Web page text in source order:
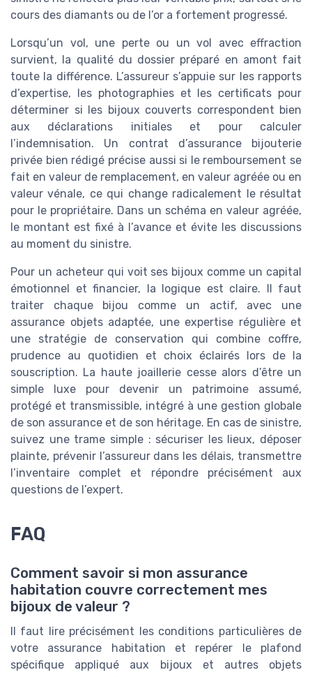
cours des diamants ou de l’or a fortement progressé.
Lorsqu’un vol, une perte ou un vol avec effraction
survient, la qualité du dossier préparé en amont fait
toute la différence. L’assureur s’appuie sur les rapports
d’expertise, les photographies et les certificats pour
déterminer si les bijoux couverts correspondent bien
aux déclarations initiales et pour calculer
l’indemnisation. Un contrat d’assurance bijouterie
privée bien rédigé précise aussi si le remboursement se
fait en valeur de remplacement, en valeur agréée ou en
valeur vénale, ce qui change radicalement le résultat
pour le propriétaire. Dans un schéma en valeur agréée,
le montant est fixé à l’avance et évite les discussions
au moment du sinistre.
Pour un acheteur qui voit ses bijoux comme un capital
émotionnel et financier, la logique est claire. Il faut
traiter chaque bijou comme un actif, avec une
assurance objets adaptée, une expertise régulière et
une stratégie de conservation qui combine coffre,
prudence au quotidien et choix éclairés lors de la
souscription. La haute joaillerie cesse alors d’être un
simple luxe pour devenir un patrimoine assumé,
protégé et transmissible, intégré à une gestion globale
de son assurance et de son héritage. En cas de sinistre,
suivez une trame simple : sécuriser les lieux, déposer
plainte, prévenir l’assureur dans les délais, transmettre
l’inventaire complet et répondre précisément aux
questions de l’expert.
FAQ
Comment savoir si mon assurance
habitation couvre correctement mes
bijoux de valeur ?
Il faut lire précisément les conditions particulières de
votre assurance habitation et repérer le plafond
spécifique appliqué aux bijoux et autres objets